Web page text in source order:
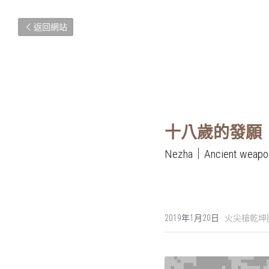
返回網站
十八歲的發願
Nezha｜Ancient
2019年1月20日 · 火尖槍乾坤